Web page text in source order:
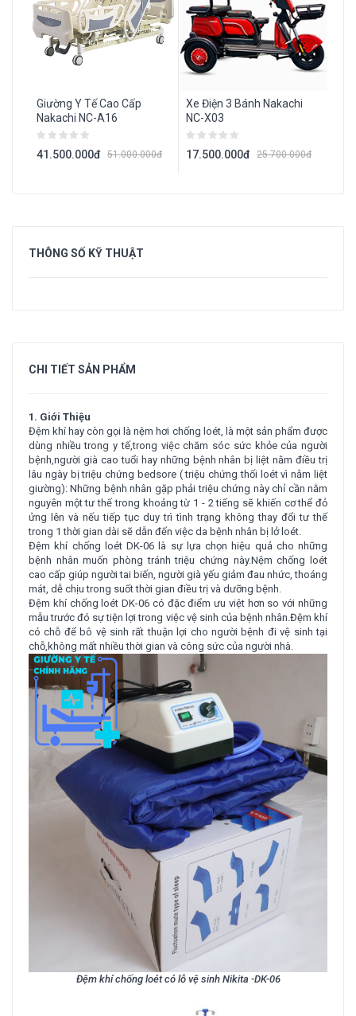
Giường Y Tế Cao Cấp
Nakachi NC-A16
41.500.000đ 51.000.000đ
Xe Điện 3 Bánh Nakachi
NC-X03
17.500.000đ 25.700.000đ
THÔNG SỐ KỸ THUẬT
CHI TIẾT SẢN PHẨM
1. Giới Thiệu
Đệm khí hay còn gọi là nệm hơi chống loét, là một sản phẩm được
dùng nhiều trong y tế,trong việc chăm sóc sức khỏe của người
bệnh,người già cao tuổi hay những bệnh nhân bị liệt nằm điều trị
lâu ngày bị triệu chứng bedsore ( triệu chứng thối loét vì nằm liệt
giường): Những bệnh nhân gặp phải triệu chứng này chỉ cần nằm
nguyên một tư thế trong khoảng từ 1 - 2 tiếng sẽ khiến cơ thể đỏ
ửng lên và nếu tiếp tục duy trì tình trạng không thay đổi tư thế
trong 1 thời gian dài sẽ dẫn đến việc da bệnh nhân bị lở loét.
Đệm khí chống loét DK-06 là sự lựa chọn hiệu quả cho những
bệnh nhân muốn phòng tránh triệu chứng này.Nệm chống loét
cao cấp giúp người tai biến, người già yếu giảm đau nhức, thoáng
mát, dễ chịu trong suốt thời gian điều trị và dưỡng bệnh.
Đệm khí chống loét DK-06 có đặc điểm ưu việt hơn so với những
mẫu trước đó sự tiện lợi trong việc vệ sinh của bệnh nhân.Đệm khí
có chỗ để bô vệ sinh rất thuận lợi cho người bệnh đi vệ sinh tại
chỗ,không mất nhiều thời gian và công sức của người nhà.
Đệm khí chống loét có lỗ vệ sinh Nikita -DK-06